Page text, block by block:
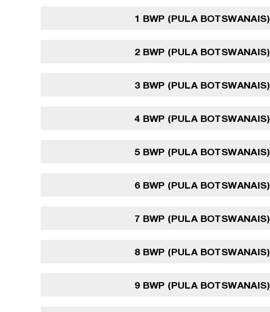
1 BWP (PULA BOTSWANAIS)
2 BWP (PULA BOTSWANAIS)
3 BWP (PULA BOTSWANAIS)
4 BWP (PULA BOTSWANAIS)
5 BWP (PULA BOTSWANAIS)
6 BWP (PULA BOTSWANAIS)
7 BWP (PULA BOTSWANAIS)
8 BWP (PULA BOTSWANAIS)
9 BWP (PULA BOTSWANAIS)